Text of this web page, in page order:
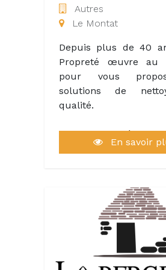
Autres
Le Montat
Depuis plus de 40
Propreté œuvre au
pour vous
solutions de
qualité.
Sellen Propreté, c’est
une entreprise
côtés, quel que
secteur d’activité,
la propreté et
Parce que vous
En savoir